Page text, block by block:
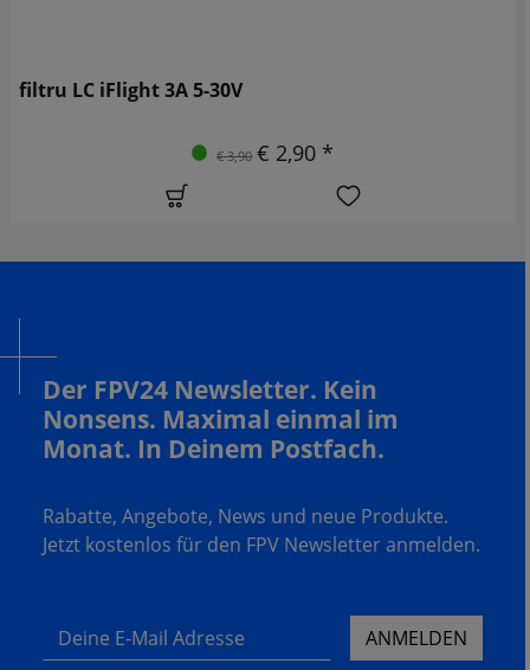
filtru LC iFlight 3A 5-30V
€ 3,90 € 2,90 *
Der FPV24 Newsletter. Kein
Nonsens. Maximal einmal im
Monat. In Deinem Postfach.
Rabatte, Angebote, News und neue Produkte.
Jetzt kostenlos für den FPV Newsletter anmelden.
Deine E-Mail Adresse ANMELDEN